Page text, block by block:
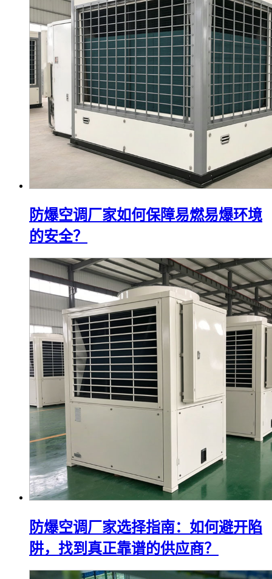
防爆空调厂家如何保障易燃易爆环境
的安全？
防爆空调厂家选择指南：如何避开陷
阱，找到真正靠谱的供应商？